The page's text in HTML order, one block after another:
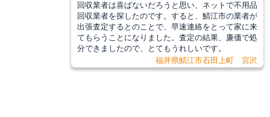
回収業者は喜ばないだろうと思い、ネットで不用品
回収業者を探したのです。すると、鯖江市の業者が
出張査定するとのことで、早速連絡をとって家に来
てもらうことになりました。査定の結果、廉価で処
分できましたので、とてもうれしいです。
福井県鯖江市石田上町 宮沢